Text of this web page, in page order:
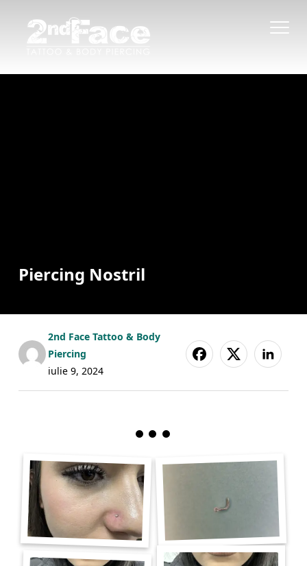
Piercing Nostril
2nd Face Tattoo & Body
Piercing
iulie 9, 2024